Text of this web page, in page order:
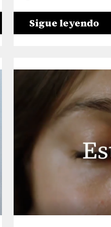
Sigue leyendo